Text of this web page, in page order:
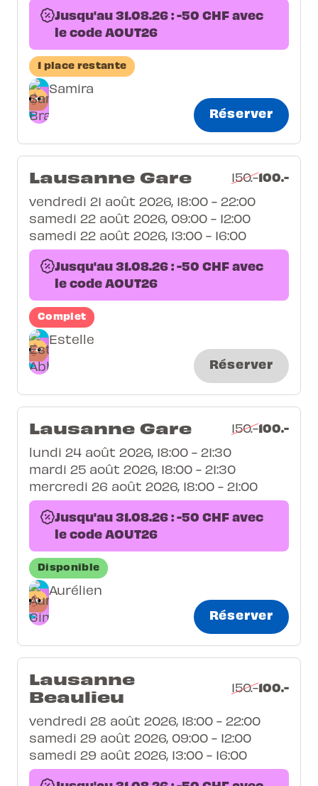
Jusqu'au 31.08.26 : -50 CHF avec
le code AOUT26
1 place restante
Samira
Réserver
Lausanne Gare 150.-100.-
vendredi 21 août 2026, 18:00 - 22:00
samedi 22 août 2026, 09:00 - 12:00
samedi 22 août 2026, 13:00 - 16:00
Jusqu'au 31.08.26 : -50 CHF avec
le code AOUT26
Complet
Estelle
Réserver
Lausanne Gare 150.-100.-
lundi 24 août 2026, 18:00 - 21:30
mardi 25 août 2026, 18:00 - 21:30
mercredi 26 août 2026, 18:00 - 21:00
Jusqu'au 31.08.26 : -50 CHF avec
le code AOUT26
Disponible
Aurélien
Réserver
Lausanne
Beaulieu
150.-100.-
vendredi 28 août 2026, 18:00 - 22:00
samedi 29 août 2026, 09:00 - 12:00
samedi 29 août 2026, 13:00 - 16:00